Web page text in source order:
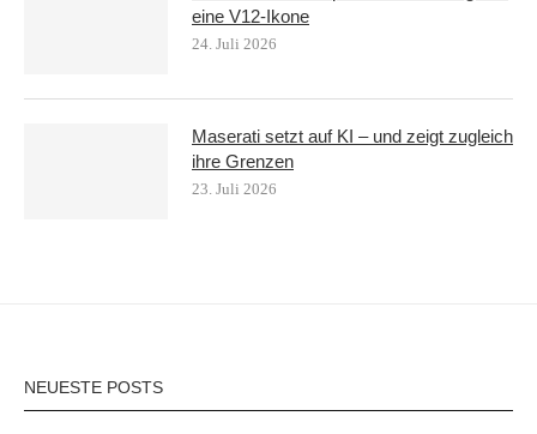
eine V12-Ikone
24. Juli 2026
Maserati setzt auf KI – und zeigt zugleich
ihre Grenzen
23. Juli 2026
NEUESTE POSTS